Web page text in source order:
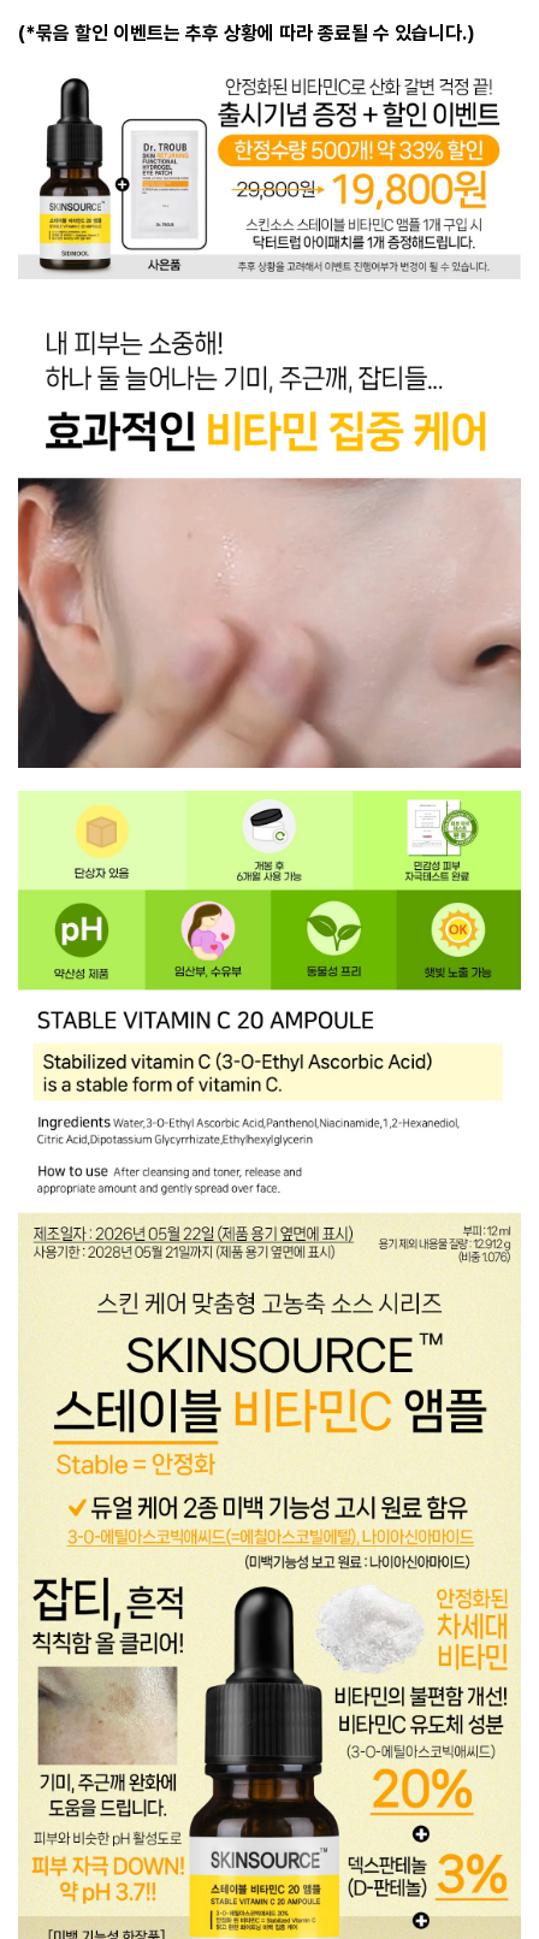
(*묶음 할인 이벤트는 추후 상황에 따라 종료될 수 있습니다.)